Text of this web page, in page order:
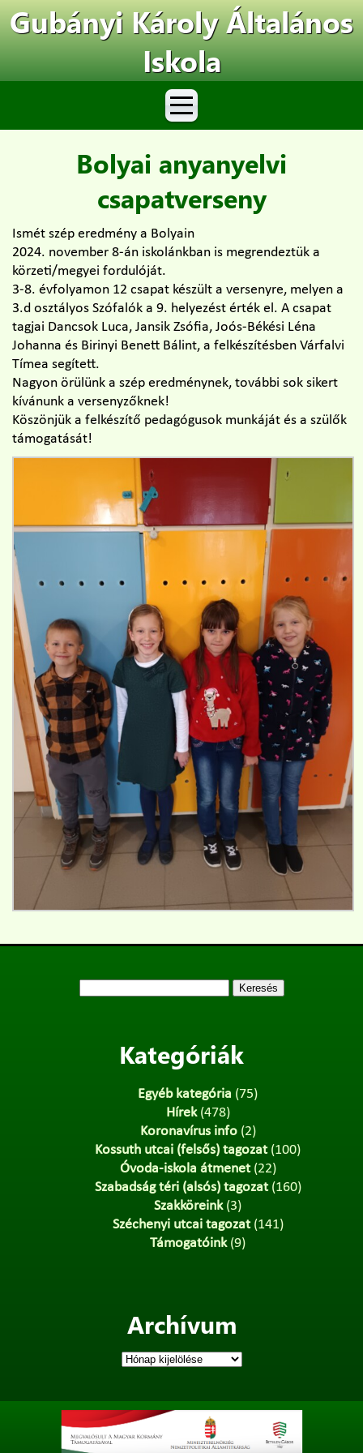
Gubányi Károly Általános
Iskola
Bolyai anyanyelvi
csapatverseny
Ismét szép eredmény a Bolyain
2024. november 8-án iskolánkban is megrendeztük a
körzeti/megyei fordulóját.
3-8. évfolyamon 12 csapat készült a versenyre, melyen a
3.d osztályos Szófalók a 9. helyezést érték el. A csapat
tagjai Dancsok Luca, Jansik Zsófia, Joós-Békési Léna
Johanna és Birinyi Benett Bálint, a felkészítésben Várfalvi
Tímea segített.
Nagyon örülünk a szép eredménynek, további sok sikert
kívánunk a versenyzőknek!
Köszönjük a felkészítő pedagógusok munkáját és a szülők
támogatását!
Kategóriák
Egyéb kategória (75)
Hírek(478)
Koronavírus info(2)
Kossuth utcai (felsős) tagozat(100)
Óvoda-iskola átmenet(22)
Szabadság téri (alsós) tagozat(160)
Szakköreink(3)
Széchenyi utcai tagozat(141)
Támogatóink(9)
Archívum
Archívum